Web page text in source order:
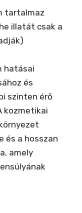
tartalmaz
illatát csak a
hatásai
és
szinten érő
kozmetikai
és a hosszan
amely